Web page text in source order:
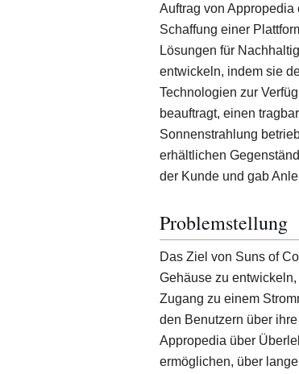
Auftrag von
Schaffung einer
Lösungen für
entwickeln, indem sie
Technologien zur
beauftragt, einen
Sonnenstrahlung
erhältlichen
der Kunde und gab
Problemstellung
Das Ziel von Suns of
Gehäuse zu
Zugang zu einem
den Benutzern über
Appropedia über
ermöglichen, über